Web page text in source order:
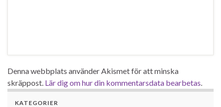
Denna webbplats använder Akismet för att minska
skräppost. Lär dig om hur din kommentarsdata bearbetas.
KATEGORIER